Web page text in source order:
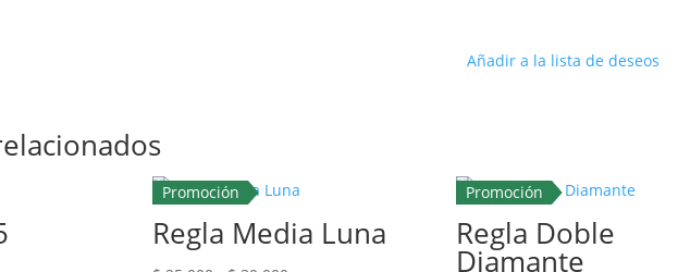
Añadir a la lista de deseos
Promoción
Regla Media Luna
Promoción
Regla Doble
Diamante